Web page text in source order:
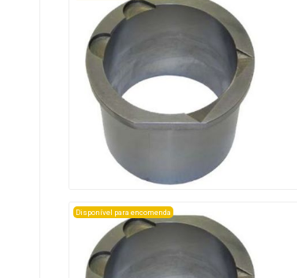
Disponível para encomenda